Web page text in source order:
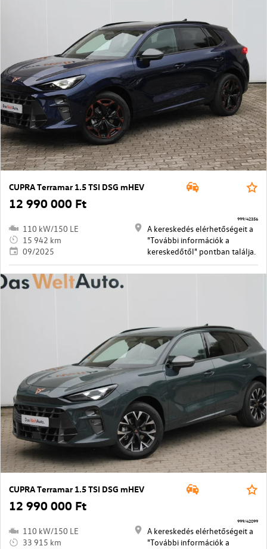
CUPRA Terramar 1.5 TSI DSG mHEV
12 990 000 Ft
110 kW/150 LE
15 942 km
09/2025
A kereskedés elérhetőségeit a
"További információk a
kereskedőtől" pontban találja.
999/42356
CUPRA Terramar 1.5 TSI DSG mHEV
12 990 000 Ft
110 kW/150 LE
33 915 km
A kereskedés elérhetőségeit a
"További információk a
999/42099